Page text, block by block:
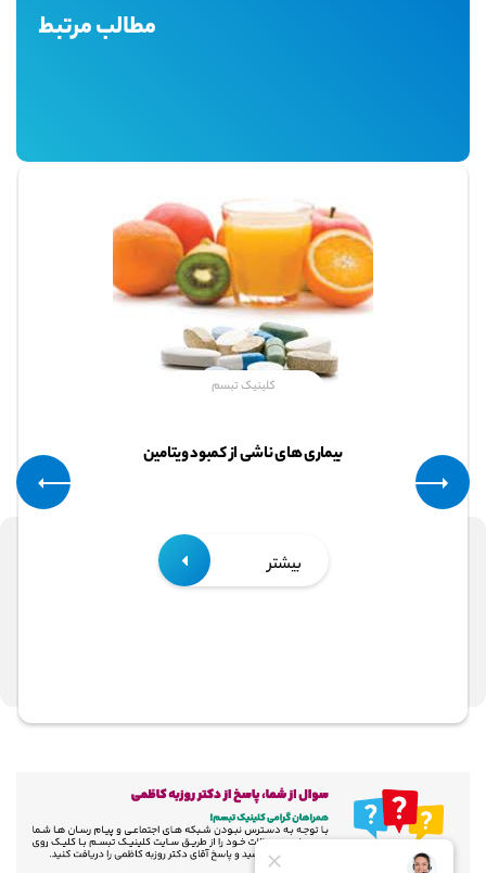
مطالب مرتبط
کلینیک تبسم
شناخت ویتامین ها و بیماری های ناشی از کمبود آنها
بیشتر